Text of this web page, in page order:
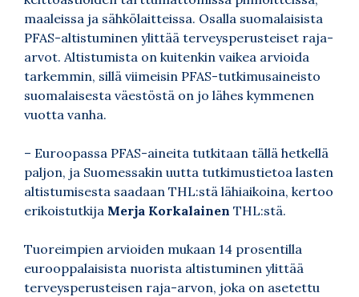
maaleissa ja sähkölaitteissa. Osalla suomalaisista
PFAS-altistuminen ylittää terveysperusteiset raja-
arvot. Altistumista on kuitenkin vaikea arvioida
tarkemmin, sillä viimeisin PFAS-tutkimusaineisto
suomalaisesta väestöstä on jo lähes kymmenen
vuotta vanha.
– Euroopassa PFAS-aineita tutkitaan tällä hetkellä
paljon, ja Suomessakin uutta tutkimustietoa lasten
altistumisesta saadaan THL:stä lähiaikoina, kertoo
erikoistutkija Merja Korkalainen THL:stä.
Tuoreimpien arvioiden mukaan 14 prosentilla
eurooppalaisista nuorista altistuminen ylittää
terveysperusteisen raja-arvon, joka on asetettu